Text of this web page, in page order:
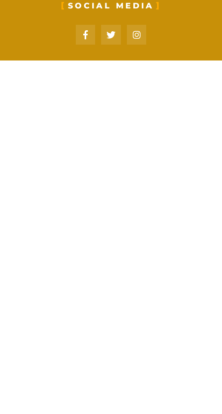
SOCIAL MEDIA